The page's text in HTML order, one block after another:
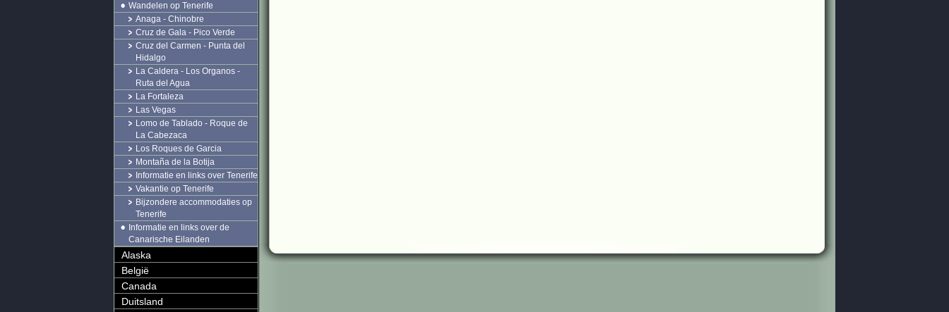
Wandelen op Tenerife
Anaga - Chinobre
Cruz de Gala - Pico Verde
Cruz del Carmen - Punta del
Hidalgo
La Caldera - Los Organos -
Ruta del Agua
La Fortaleza
Las Vegas
Lomo de Tablado - Roque de
La Cabezaca
Los Roques de Garcia
Montaña de la Botija
Informatie en links over Tenerife
Vakantie op Tenerife
Bijzondere accommodaties op
Tenerife
Informatie en links over de
Canarische Eilanden
Alaska
België
Canada
Duitsland